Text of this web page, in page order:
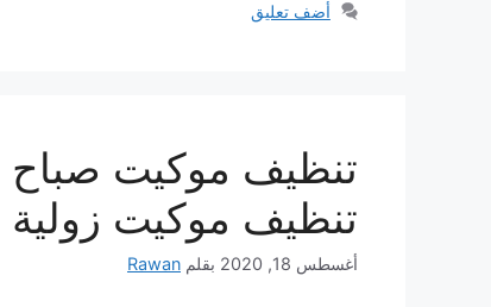
أضف تعليق
تنظيف موكيت زولية
أغسطس 18, 2020 بقلم Rawan